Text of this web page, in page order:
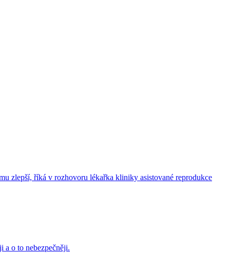
zlepší, říká v rozhovoru lékařka kliniky asistované reprodukce
a o to nebezpečněji.